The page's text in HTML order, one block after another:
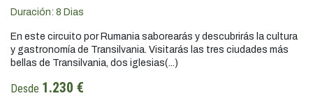
Duración: 8 Dias
En este circuito por Rumania saborearás y descubrirás la cultura
y gastronomía de Transilvania. Visitarás las tres ciudades más
bellas de Transilvania, dos iglesias(...)
Desde 1.230 €